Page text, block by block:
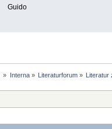
Guido
» Interna» Literaturforum»